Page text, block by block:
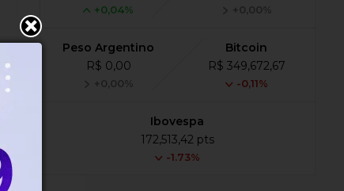
+0,04% +0,00%
Peso Argentino
R$ 0,00
+0,00%
Bitcoin
R$ 349,672,67
-0,11%
Ibovespa
172,513,42 pts
-1.73%